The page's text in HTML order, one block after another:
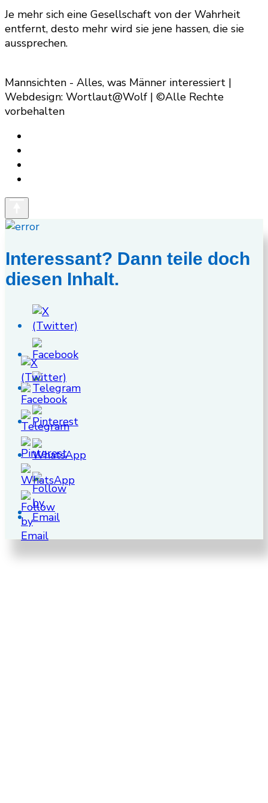
Je mehr sich eine Gesellschaft von der Wahrheit
entfernt, desto mehr wird sie jene hassen, die sie
aussprechen.
Mannsichten - Alles, was Männer interessiert |
Webdesign: Wortlaut@Wolf | ©Alle Rechte
vorbehalten
Interessant? Dann teile doch
diesen Inhalt.